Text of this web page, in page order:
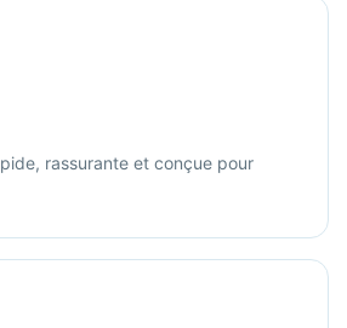
rassurante et conçue pour